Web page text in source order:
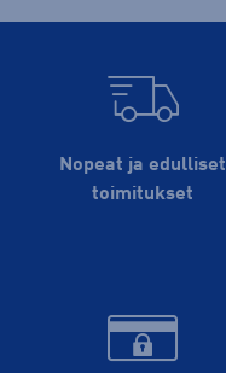
Nopeat ja edulliset
toimitukset